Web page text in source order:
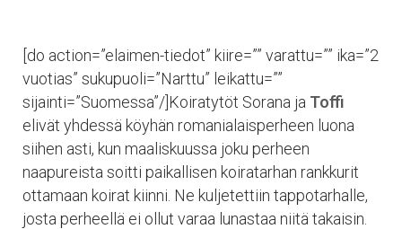
[do action=”elaimen-tiedot” kiire=”” varattu=”” ika=”2
vuotias” sukupuoli=”Narttu” leikattu=””
sijainti=”Suomessa”/]Koiratytöt Sorana ja Toffi
elivät yhdessä köyhän romanialaisperheen luona
siihen asti, kun maaliskuussa joku perheen
naapureista soitti paikallisen koiratarhan rankkurit
ottamaan koirat kiinni. Ne kuljetettiin tappotarhalle,
josta perheellä ei ollut varaa lunastaa niitä takaisin.